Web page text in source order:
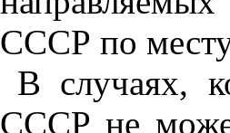
СССР по
В случаях,
CСCP не